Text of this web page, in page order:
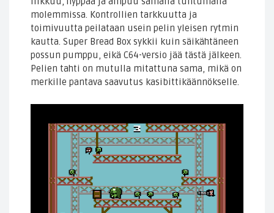
molemmissa. Kontrollien tarkkuutta ja
toimivuutta peilataan usein pelin yleisen rytmin
kautta. Super Bread Box sykkii kuin säikähtäneen
possun pumppu, eikä C64-versio jää tästä jälkeen.
Pelien tahti on mutulla mitattuna sama, mikä on
merkille pantava saavutus kasibittikäännökselle.